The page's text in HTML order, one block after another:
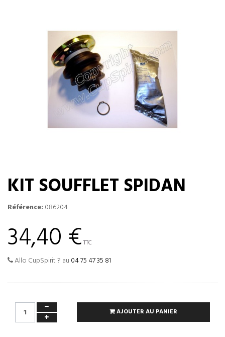
KIT SOUFFLET SPIDAN
Référence: 086204
34,40 € TTC
Allo CupSpirit ? au 04 75 47 35 81
AJOUTER AU PANIER